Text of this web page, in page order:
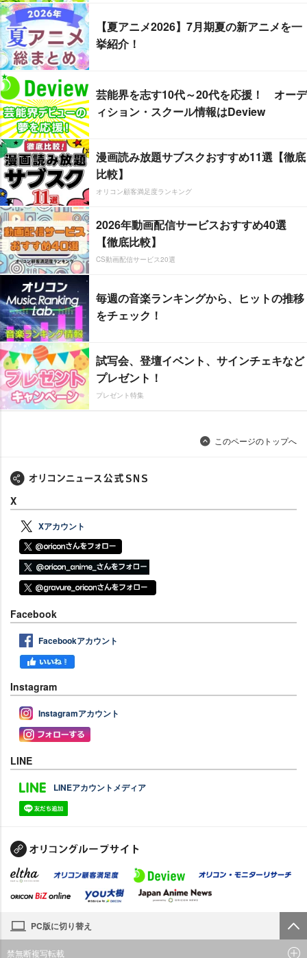
【夏アニメ2026】7月期夏の新アニメを一
挙紹介！
芸能界を志す10代～20代を応援！ オーデ
ィション・スクール情報はDeview
漫画読み放題サブスクおすすめ11選【徹底
比較】
オリコン顧客満足度ランキング
2026年動画配信サービスおすすめ40選
【徹底比較】
CS動画配信サービス20選
毎週の音楽ランキングから、ヒットの推移
をチェック！
試写会、登壇イベント、サインチェキなど
プレゼント！
プレゼント特集
このページのトップへ
X
Xアカウント
Facebook
Facebookアカウント
Instagram
Instagramアカウント
LINE
LINEアカウントメディア
PC版に切り替え
禁無断複写転載